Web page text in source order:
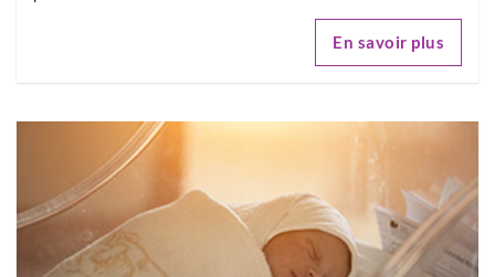
En savoir plus